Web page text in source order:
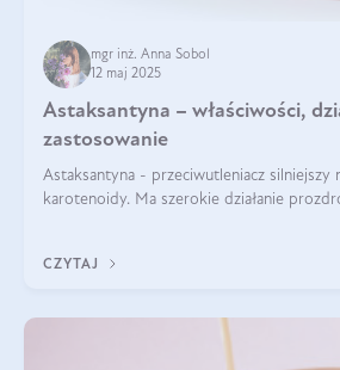
mgr inż. Anna Sobol
12 maj 2025
Astaksantyna – właściwości,
zastosowanie
Astaksantyna - przeciwutleniacz silniejszy
karotenoidy. Ma szerokie działanie
CZYTAJ